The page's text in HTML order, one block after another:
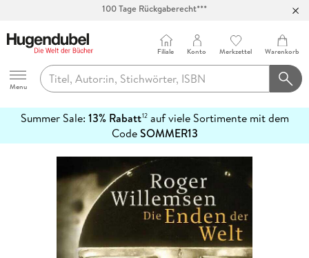
Abholung in über 100 Filialen
Hugendubel
Menu
Filiale Konto Merkzettel Warenkorb
Summer Sale: 13% Rabatt12auf viele Sortimente mit dem
CodeSOMMER13
erfahren